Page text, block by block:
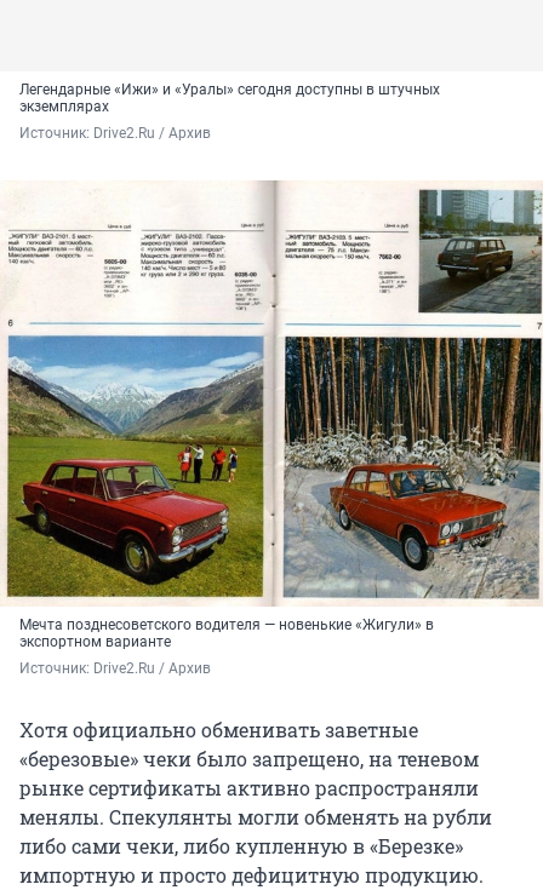
Легендарные «Ижи» и «Уралы» сегодня доступны в штучных
экземплярах
Источник: Drive2.Ru / Архив
Мечта позднесоветского водителя — новенькие «Жигули» в
экспортном варианте
Источник: Drive2.Ru / Архив
Хотя официально обменивать заветные
«березовые» чеки было запрещено, на теневом
рынке сертификаты активно распространяли
менялы. Спекулянты могли обменять на рубли
либо сами чеки, либо купленную в «Березке»
импортную и просто дефицитную продукцию.